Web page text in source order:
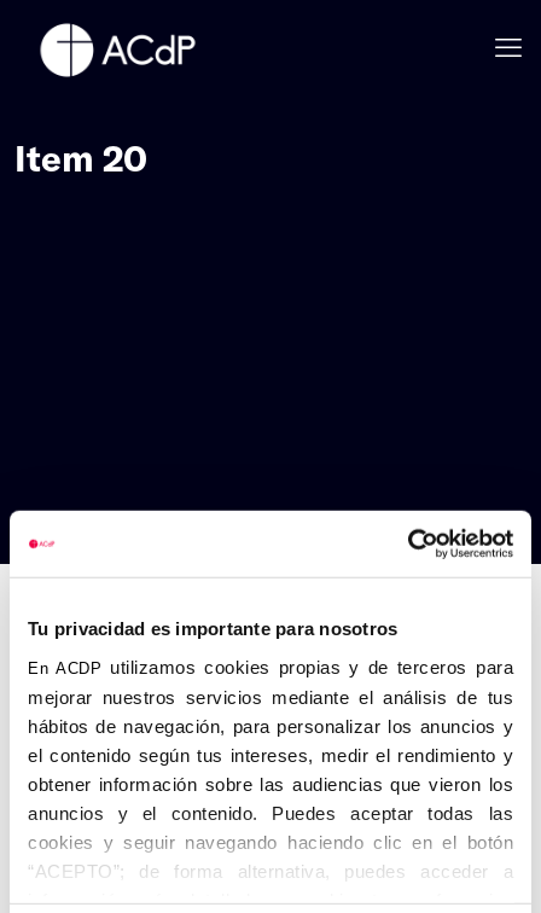
Tu privacidad es importante para nosotros
En ACDP utilizamos cookies propias y de terceros para
mejorar nuestros servicios mediante el análisis de tus
hábitos de navegación, para personalizar los anuncios y
el contenido según tus intereses, medir el rendimiento y
obtener información sobre las audiencias que vieron los
anuncios y el contenido. Puedes aceptar todas las
cookies y seguir navegando haciendo clic en el botón
“ACEPTO”; de forma alternativa, puedes acceder a
información más detallada y cambiar tus preferencias
Item 20